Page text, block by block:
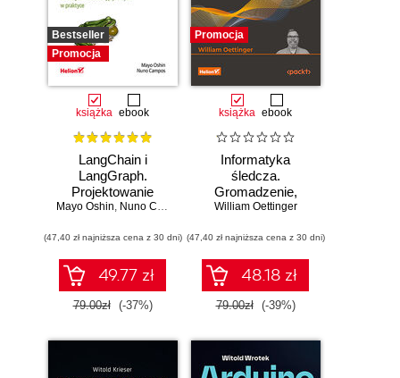
Bestseller
Promocja
książka ebook
LangChain i
LangGraph.
Projektowanie
aplikacji opartych
modelach
językowych w
praktyce
Mayo Oshin, Nuno Campos
(47,40 zł najniższa cena z 30 dni)
49.77 zł
79.00zł (-37%)
Promocja
książka ebook
Informatyka
śledcza.
Gromadzenie,
analiza i
dowodów
elektronicznych dla
początkujących.
Wydanie II
William Oettinger
(47,40 zł najniższa cena z 30 dni)
48.18 zł
79.00zł (-39%)